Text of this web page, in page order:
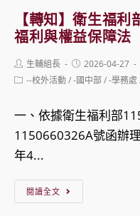
幕
活
動
申
有
關
300
元
中
擴
團
法
台
少
年
【轉知】衛生福
福利與權益保障法
Post
author:
生輔組長
Post
published:
2026-04-27
Post--校外活動/-國中部/-學務處
一、依據衛生福利部
1150660326A號函辦
年4...
閱讀全文